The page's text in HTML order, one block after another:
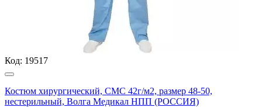
Код: 19517
Костюм хирургический, СМС 42г/м2, размер 48-50,
нестерильный, Волга Медикал НПП (РОССИЯ)